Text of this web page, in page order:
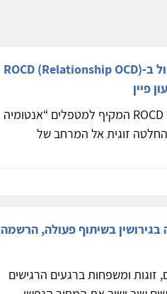
קורס חדש ומקיף לטיפול ב-ROCD (Relationship OCD)
פיין
נפתחה ההרשמה לקורס ROCD המקיף למטפלים “אנטומיה
זוגית אל המרחב של
בשיתוף פעולה, הרשמה
זוגות ומשפחות ברגעים הרגישים